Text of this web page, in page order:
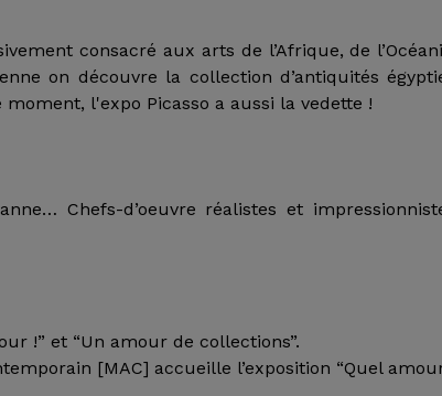
consacré aux arts de l’Afrique, de
on découvre la collection d’antiquités
l'expo Picasso a aussi la vedette !
Chefs-d’oeuvre réalistes et
!” et “Un amour de collections”.
[MAC] accueille l’exposition “Quel amour